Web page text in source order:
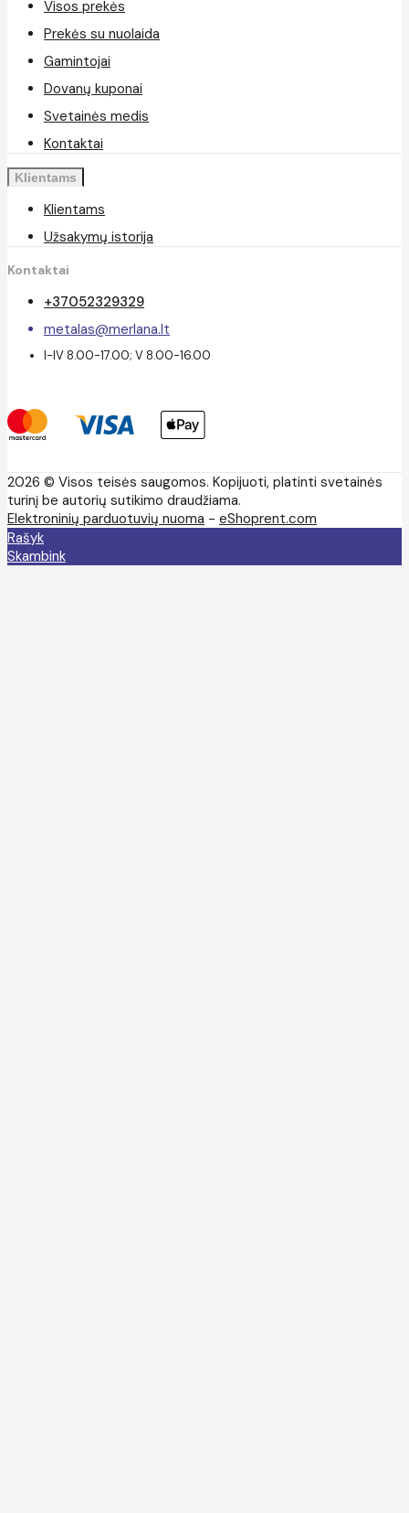
Visos prekės
Prekės su nuolaida
Gamintojai
Dovanų kuponai
Svetainės medis
Kontaktai
Klientams
Klientams
Užsakymų istorija
Kontaktai
+37052329329
metalas@merlana.lt
I-IV 8.00-17.00; V 8.00-16.00
2026 © Visos teisės saugomos. Kopijuoti, platinti svetainės
turinį be autorių sutikimo draudžiama.
Elektroninių parduotuvių nuoma - eShoprent.com
Rašyk
Skambink